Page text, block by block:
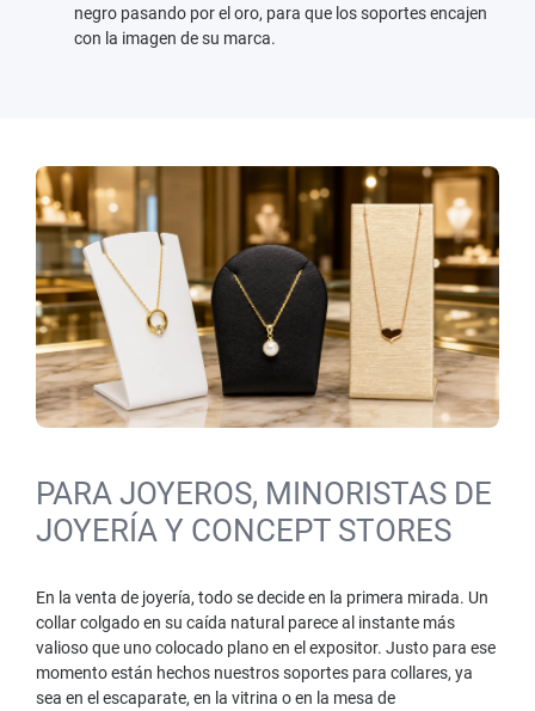
negro pasando por el oro, para que los soportes encajen
con la imagen de su marca.
PARA JOYEROS, MINORISTAS DE
JOYERÍA Y CONCEPT STORES
En la venta de joyería, todo se decide en la primera mirada. Un
collar colgado en su caída natural parece al instante más
valioso que uno colocado plano en el expositor. Justo para ese
momento están hechos nuestros soportes para collares, ya
sea en el escaparate, en la vitrina o en la mesa de